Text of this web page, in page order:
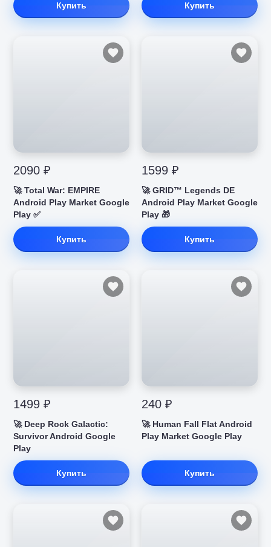
Купить Купить
2090 ₽
🚀 Total War: EMPIRE
Android Play Market Google
Play ✅
Купить
1599 ₽
🚀 GRID™ Legends DE
Android Play Market Google
Play 🎁
Купить
1499 ₽
🚀 Deep Rock Galactic:
Survivor Android Google
Play
Купить
240 ₽
🚀 Human Fall Flat Android
Play Market Google Play
Купить